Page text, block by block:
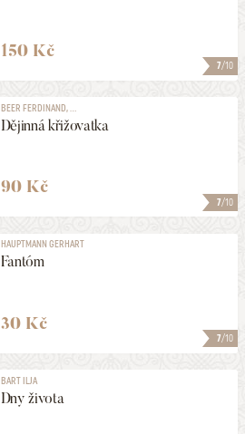
7/10
150 Kč
7/10
BEER FERDINAND, ...
Dějinná křižovatka
90 Kč
7/10
HAUPTMANN GERHART
Fantóm
30 Kč
BART ILJA
Dny života